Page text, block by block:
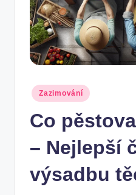
Posted
in
Zazimování
Co
– Nejlepší
výsadbu